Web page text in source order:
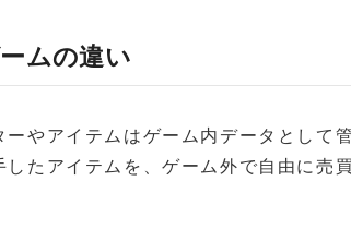
ムの違い
やアイテムはゲーム内データとして
たアイテムを、ゲーム外で自由に売